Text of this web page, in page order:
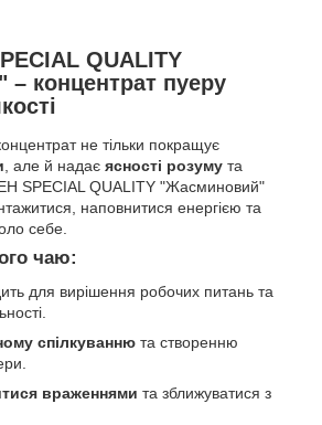
QUALITY
концентрат пуеру
не тільки покращує
, але й надає ясності розуму та
SPECIAL QUALITY "Жасминовий"
наповнитися енергією та
себе.
чаю:
для вирішення робочих питань та
спілкуванню та створенню
враженнями та зближуватися з